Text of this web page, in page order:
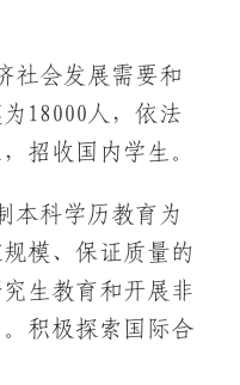
社会发展需要和
18000人，依法
招收国内学生。
本科学历教育为
模、保证质量的
生教育和开展非
积极探索国际合